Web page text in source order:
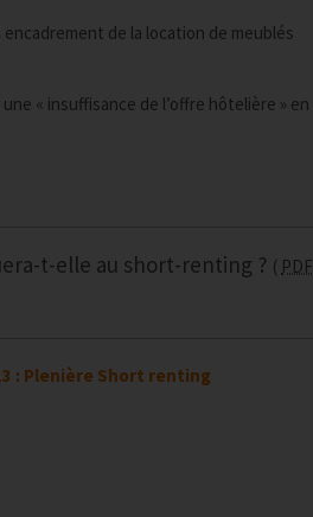
de la location de meublés
« insuffisance de l’offre hôtelière » en
t-elle au short-renting ?
PDF
: Plenière Short renting